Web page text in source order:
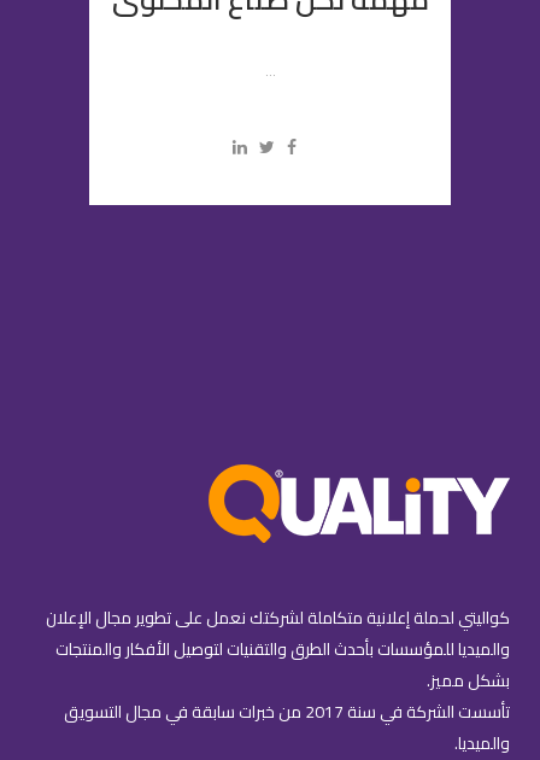
...
كواليتي لحملة إعلانية متكاملة لشركتك نعمل على تطوير مجال الإعلان
والميديا للمؤسسات بأحدث الطرق والتقنيات لتوصيل الأفكار والمنتجات
بشكل مميز.
تأسست الشركة في سنة 2017 من خبرات سابقة في مجال التسويق
والميديا.